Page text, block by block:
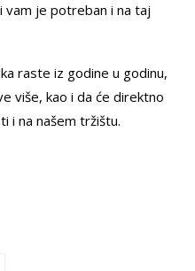
je potreban i na taj
raste iz godine u godinu,
više, kao i da će direktno
i na našem tržištu.